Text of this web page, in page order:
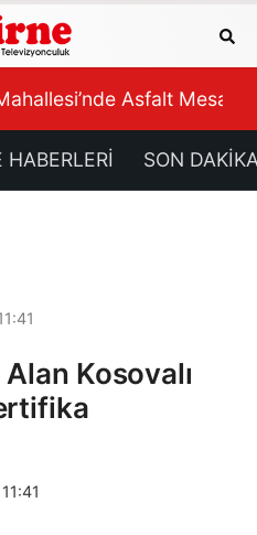
Hasat Bereketi
HABERLERİ SON
Kosovalı